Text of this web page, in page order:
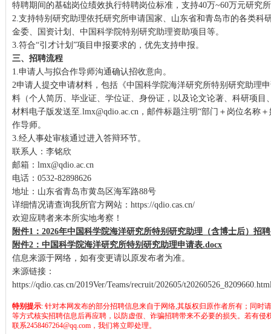
特聘期间的基础岗位绩效执行特聘岗位标准，支持40万~60万元研究
2.支持特别研究助理依托研究所申请国家、山东省和青岛市的各类科
金委、国资计划、中国科学院特别研究助理资助项目等。
3.符合“引才计划”项目申报要求的，优先支持申报。
三、招聘流程
1.申请人与拟合作导师沟通确认招收意向。
2申请人提交申请材料，包括《中国科学院海洋研究所特别研究助理
料（个人简历、毕业证、学位证、身份证，以及论文论著、科研项目
材料电子版发送至 .lmx@qdio.ac.cn ，邮件标题注明“部门＋岗位名称
作导师。
3.经人事处审核通过进入答辩环节。
联系人：李铭欣
邮箱：lmx@qdio.ac.cn
电话：0532-82898626
地址：山东省青岛市黄岛区海军路88号
详细情况请查询我所官方网站： https://qdio.cas.cn/
欢迎应聘者来本所实地考察！
附件1：2026年中国科学院海洋研究所特别研究助理（含博士后）招
附件2：中国科学院海洋研究所特别研究助理申请表.docx
信息来源于网络，如有变更请以原发布者为准。
来源链接：
https://qdio.cas.cn/2019Ver/Teams/recruit/202605/
特别提示: 针对本网发布的部分招聘信息来自于网络,其版权归原作者所有；同时
等方式核实招聘信息后再应聘，以防虚假、诈骗招聘带来不必要的损失。若有侵
联系2458467264@qq.com，我们将立即处理。